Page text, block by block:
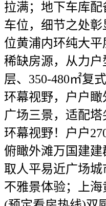
拉满；地下车库
车位，细节之处
位黄浦内环纯大
稀缺房源，从力户
层、350-480㎡复
环幕视野，户户
广场三景，适配塔
环幕视野！户户
俯瞰外滩万国建
取人平易近广场
不雅景体验；上